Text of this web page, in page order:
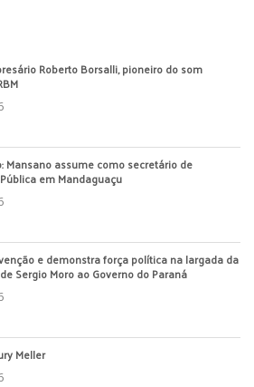
Roberto Borsalli, pioneiro do som
Mansano assume como secretário de
em Mandaguaçu
e demonstra força política na largada da
Sergio Moro ao Governo do Paraná
Meller